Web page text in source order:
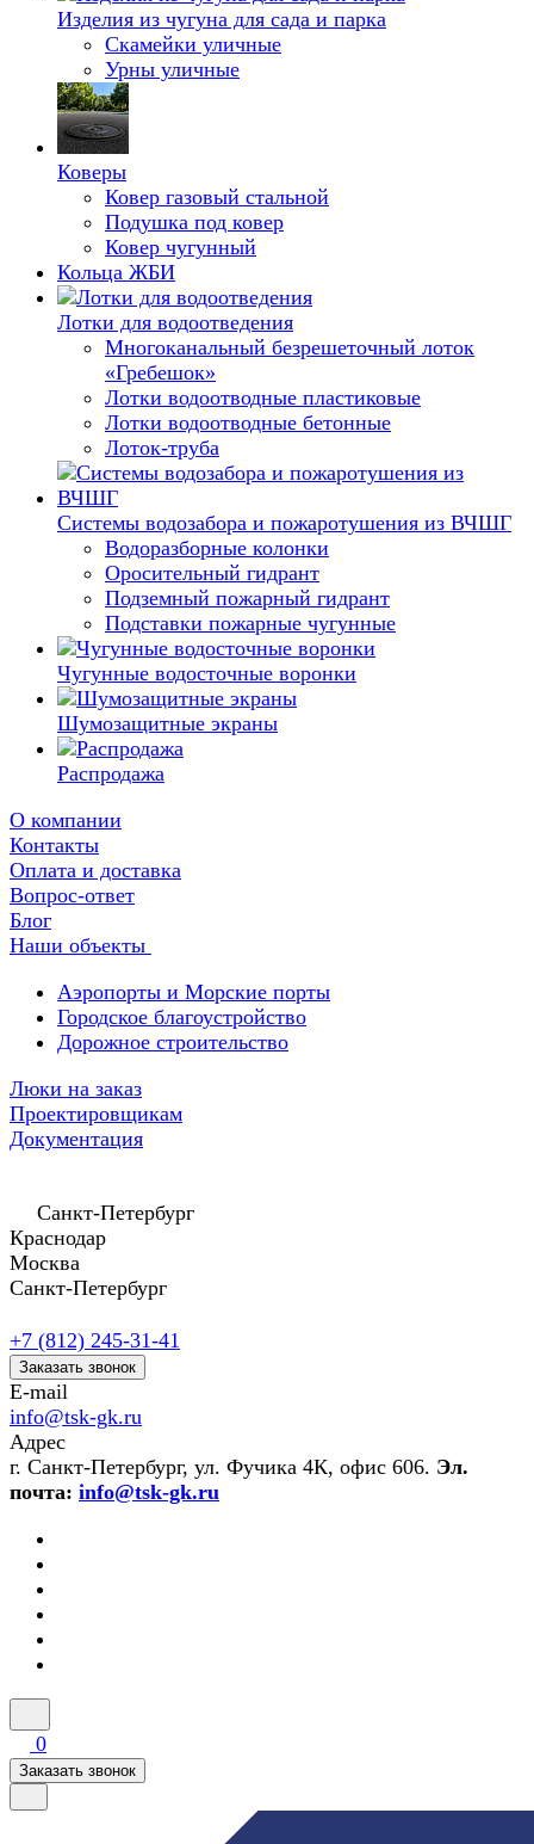
Изделия из чугуна для сада и парка
Скамейки уличные
Урны уличные
Коверы
Ковер газовый стальной
Подушка под ковер
Ковер чугунный
Кольца ЖБИ
Лотки для водоотведения
Многоканальный безрешеточный лоток
«Гребешок»
Лотки водоотводные пластиковые
Лотки водоотводные бетонные
Лоток-труба
Системы водозабора и пожаротушения из ВЧШГ
Водоразборные колонки
Оросительный гидрант
Подземный пожарный гидрант
Подставки пожарные чугунные
Чугунные водосточные воронки
Шумозащитные экраны
Распродажа
О компании
Контакты
Оплата и доставка
Вопрос-ответ
Блог
Наши объекты
Аэропорты и Морские порты
Городское благоустройство
Дорожное строительство
Люки на заказ
Проектировщикам
Документация
Санкт-Петербург
Краснодар
Москва
Санкт-Петербург
+7 (812) 245-31-41
Заказать звонок
E-mail
info@tsk-gk.ru
Адрес
г. Санкт-Петербург, ул. Фучика 4К, офис 606. Эл.
почта: info@tsk-gk.ru
0
Заказать звонок